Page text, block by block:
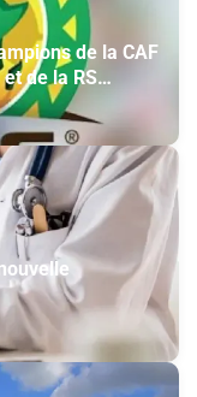
de la CAF
de la RS